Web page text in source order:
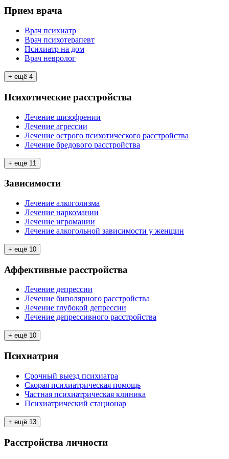
Прием врача
Врач психиатр
Врач психотерапевт
Психиатр на дом
Врач невролог
+ ещё 4
Психотические расстройства
Лечение шизофрении
Лечение агрессии
Лечение острого психотического расстройства
Лечение бредового расстройства
+ ещё 11
Зависимости
Лечение алкоголизма
Лечение наркомании
Лечение игромании
Лечение алкогольной зависимости у женщин
+ ещё 10
Аффективные расстройства
Лечение депрессии
Лечение биполярного расстройства
Лечение глубокой депрессии
Лечение депрессивного расстройства
+ ещё 10
Психиатрия
Срочный выезд психиатра
Скорая психиатрическая помощь
Частная психиатрическая клиника
Психиатрический стационар
+ ещё 13
Расстройства личности